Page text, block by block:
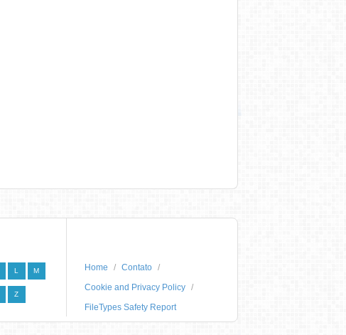
L M
Z
Home
Contato
Cookie and Privacy Policy
FileTypes Safety Report